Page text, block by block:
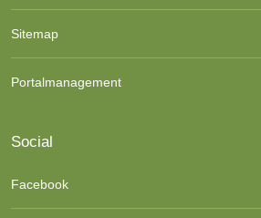
Sitemap
Portalmanagement
Social
Facebook